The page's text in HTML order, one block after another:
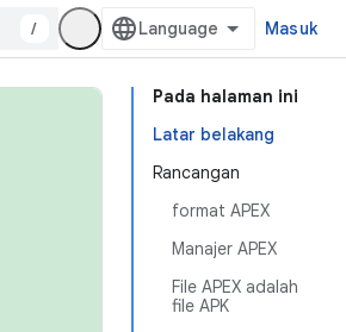
/ Masuk
Pada halaman ini
Latar belakang
Rancangan
format APEX
Manajer APEX
File APEX adalah
file APK